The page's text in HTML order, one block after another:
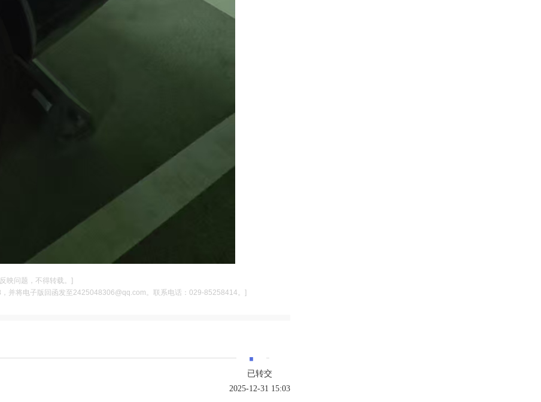
映问题，不得转载。]
并将电子版回函发至2425048306@qq.com。联系电话：029-85258414。]
·
已转交
2025-12-31 15:03